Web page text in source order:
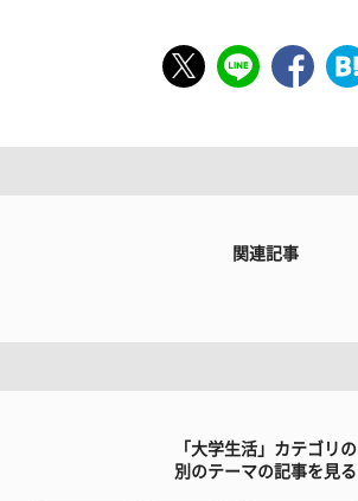
関連記事
「大学生活」カテゴリの
別のテーマの記事を見る